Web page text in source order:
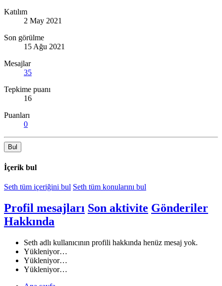
Katılım
2 May 2021
Son görülme
15 Ağu 2021
Mesajlar
35
Tepkime puanı
16
Puanları
0
Bul
İçerik bul
Seth tüm içeriğini bul Seth tüm konularını bul
Profil mesajları Son aktivite Gönderiler
Hakkında
Seth adlı kullanıcının profili hakkında henüz mesaj yok.
Yükleniyor…
Yükleniyor…
Yükleniyor…